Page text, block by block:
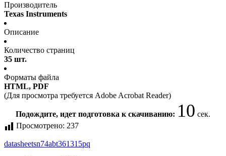
Производитель
Texas Instruments
Описание
Количество страниц
35 шт.
Форматы файла
HTML, PDF
(Для просмотра требуется Adobe Acrobat Reader)
Подождите, идет подготовка к скачиванию: 10 сек.
Просмотрено: 237
datasheetsn74abt361315pq